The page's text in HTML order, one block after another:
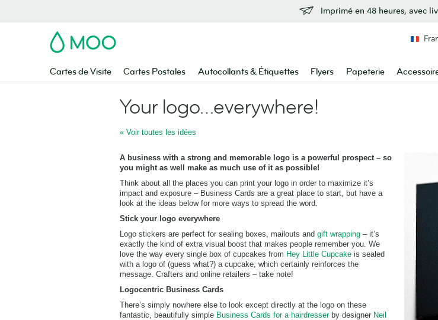
Imprimé en 48 heures, avec
MOO
Cartes de Visite Cartes Postales Autocollants & Étiquettes Flyers Papeterie
Your logo…everywhere!
« Voir toutes les idées
A business with a strong and memorable logo is a powerful prospect – so
you might as well make as much use of it as possible!
Think about all the places you can print your logo in order to maximize it’s
impact and exposure – Business Cards are a great place to start, but have a
look at the ideas below for more ways to spread the word.
Stick your logo everywhere
Logo stickers are perfect for sealing boxes, mailouts and gift wrapping – it’s
exactly the kind of extra visual boost that makes people remember you. We
love the way every single box of cupcakes from Hey Little Cupcake is sealed
with a logo of (guess what?) a cupcake, which certainly reinforces the
message. Crafters and online retailers – take note!
Logocentric Business Cards
There’s simply nowhere else to look except directly at the logo on these
fantastic, beautifully simple Business Cards for a hairdresserby designer Neil